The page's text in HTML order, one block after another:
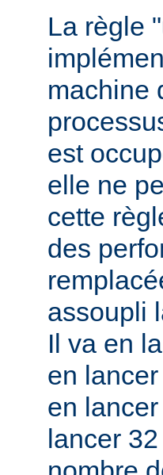
La règle
machine
est
elle ne
cette
des
assoupli
Il va en
en
en
lancer